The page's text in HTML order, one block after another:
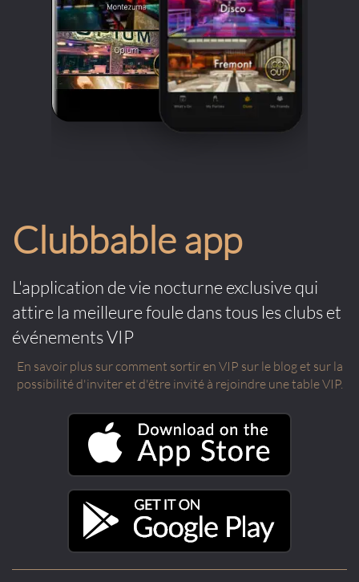
Clubbable app
L'application de vie nocturne exclusive qui
attire la meilleure foule dans tous les clubs et
événements VIP
En savoir plus sur comment sortir en VIP sur le blog et sur la
possibilité d'inviter et d'être invité à rejoindre une table VIP.